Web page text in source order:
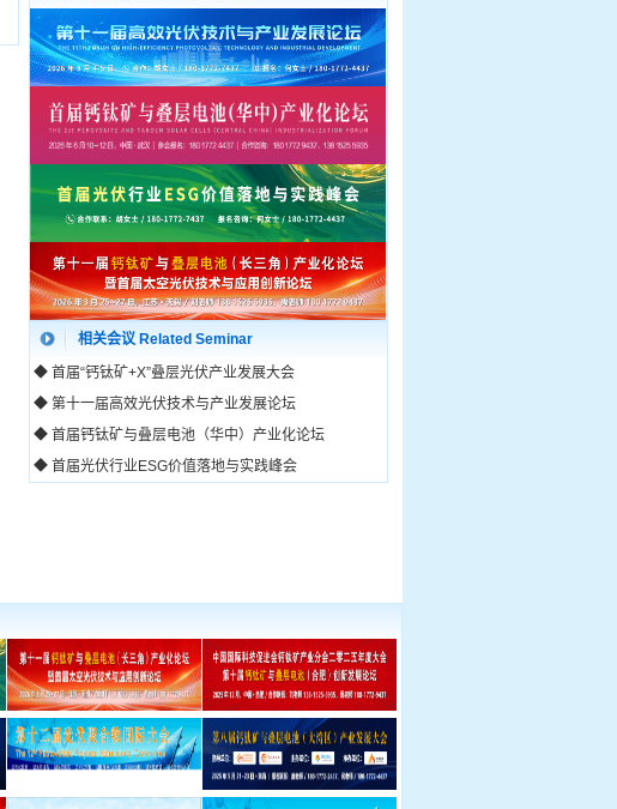
相关会议 Related Seminar
◆ 首届“钙钛矿+X”叠层光伏产业发展大会
◆ 第十一届高效光伏技术与产业发展论坛
◆ 首届钙钛矿与叠层电池（华中）产业化论坛
◆ 首届光伏行业ESG价值落地与实践峰会